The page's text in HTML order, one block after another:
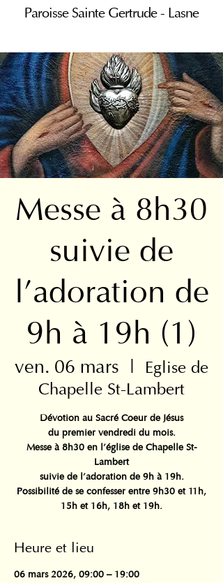
Paroisse Sainte Gertrude - Lasne
Messe à 8h30
suivie de
l’adoration de
9h à 19h (1)
ven. 06 mars
  |
Eglise de
Chapelle St-Lambert
Dévotion au Sacré Coeur de Jésus
du premier vendredi du mois.
Messe à 8h30 en l’église de Chapelle St-
Lambert
suivie de l’adoration de 9h à 19h.
Possibilité de se confesser entre 9h30 et 11h,
Heure et lieu
06 mars 2026, 09:00 – 19:00